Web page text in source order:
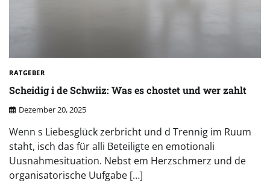
RATGEBER
Scheidig i de Schwiiz: Was es chostet und wer zahlt
Dezember 20, 2025
Wenn s Liebesglück zerbricht und d Trennig im Ruum
staht, isch das für alli Beteiligte en emotionali
Uusnahmesituation. Nebst em Herzschmerz und de
organisatorische Uufgabe […]